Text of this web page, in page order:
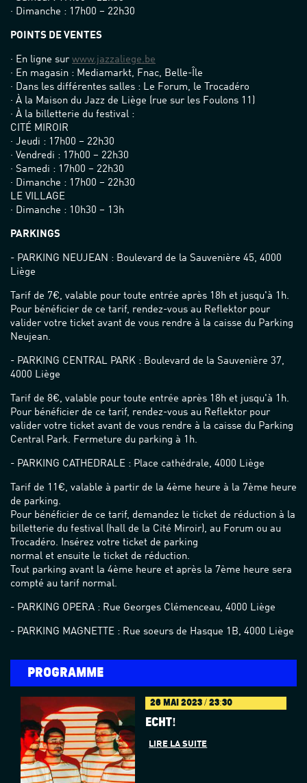
· Dimanche : 17h00 – 22h30
POINTS DE VENTES
· En ligne sur www.jazzaliege.be
· En magasin : Mediamarkt, Fnac, Belle-Île
· Dans les différentes salles : Le Forum, le Trocadéro
· À la Maison du Jazz de Liège (rue sur les Foulons 11)
· À la billetterie du festival :
CITÉ MIROIR
· Jeudi : 17h00 – 22h30
· Vendredi : 17h00 – 22h30
· Samedi : 17h00 – 22h30
· Dimanche : 17h00 – 22h30
LE VILLAGE
· Dimanche : 10h30 – 13h
PARKINGS
- PARKING NEUJEAN : Boulevard de la Sauvenière 45, 4000
Liège
Tarif de 7€, valable pour toute entrée après 18h et jusqu'à 1h.
Pour bénéficier de ce tarif, rendez-vous au Reflektor pour
valider votre ticket avant de vous rendre à la caisse du Parking
Neujean.
- PARKING CENTRAL PARK : Boulevard de la Sauvenière 37,
4000 Liège
Tarif de 8€, valable pour toute entrée après 18h et jusqu'à 1h.
Pour bénéficier de ce tarif, rendez-vous au Reflektor pour
valider votre ticket avant de vous rendre à la caisse du Parking
Central Park. Fermeture du parking à 1h.
- PARKING CATHEDRALE : Place cathédrale, 4000 Liège
Tarif de 11€, valable à partir de la 4ème heure à la 7ème heure
de parking.
Pour bénéficier de ce tarif, demandez le ticket de réduction à la
billetterie du festival (hall de la Cité Miroir), au Forum ou au
Trocadéro. Insérez votre ticket de parking
normal et ensuite le ticket de réduction.
Tout parking avant la 4ème heure et après la 7ème heure sera
compté au tarif normal.
- PARKING OPERA : Rue Georges Clémenceau, 4000 Liège
- PARKING MAGNETTE : Rue soeurs de Hasque 1B, 4000 Liège
PROGRAMME
26 MAI 2023 / 23:30
ECHT!
LIRE LA SUITE